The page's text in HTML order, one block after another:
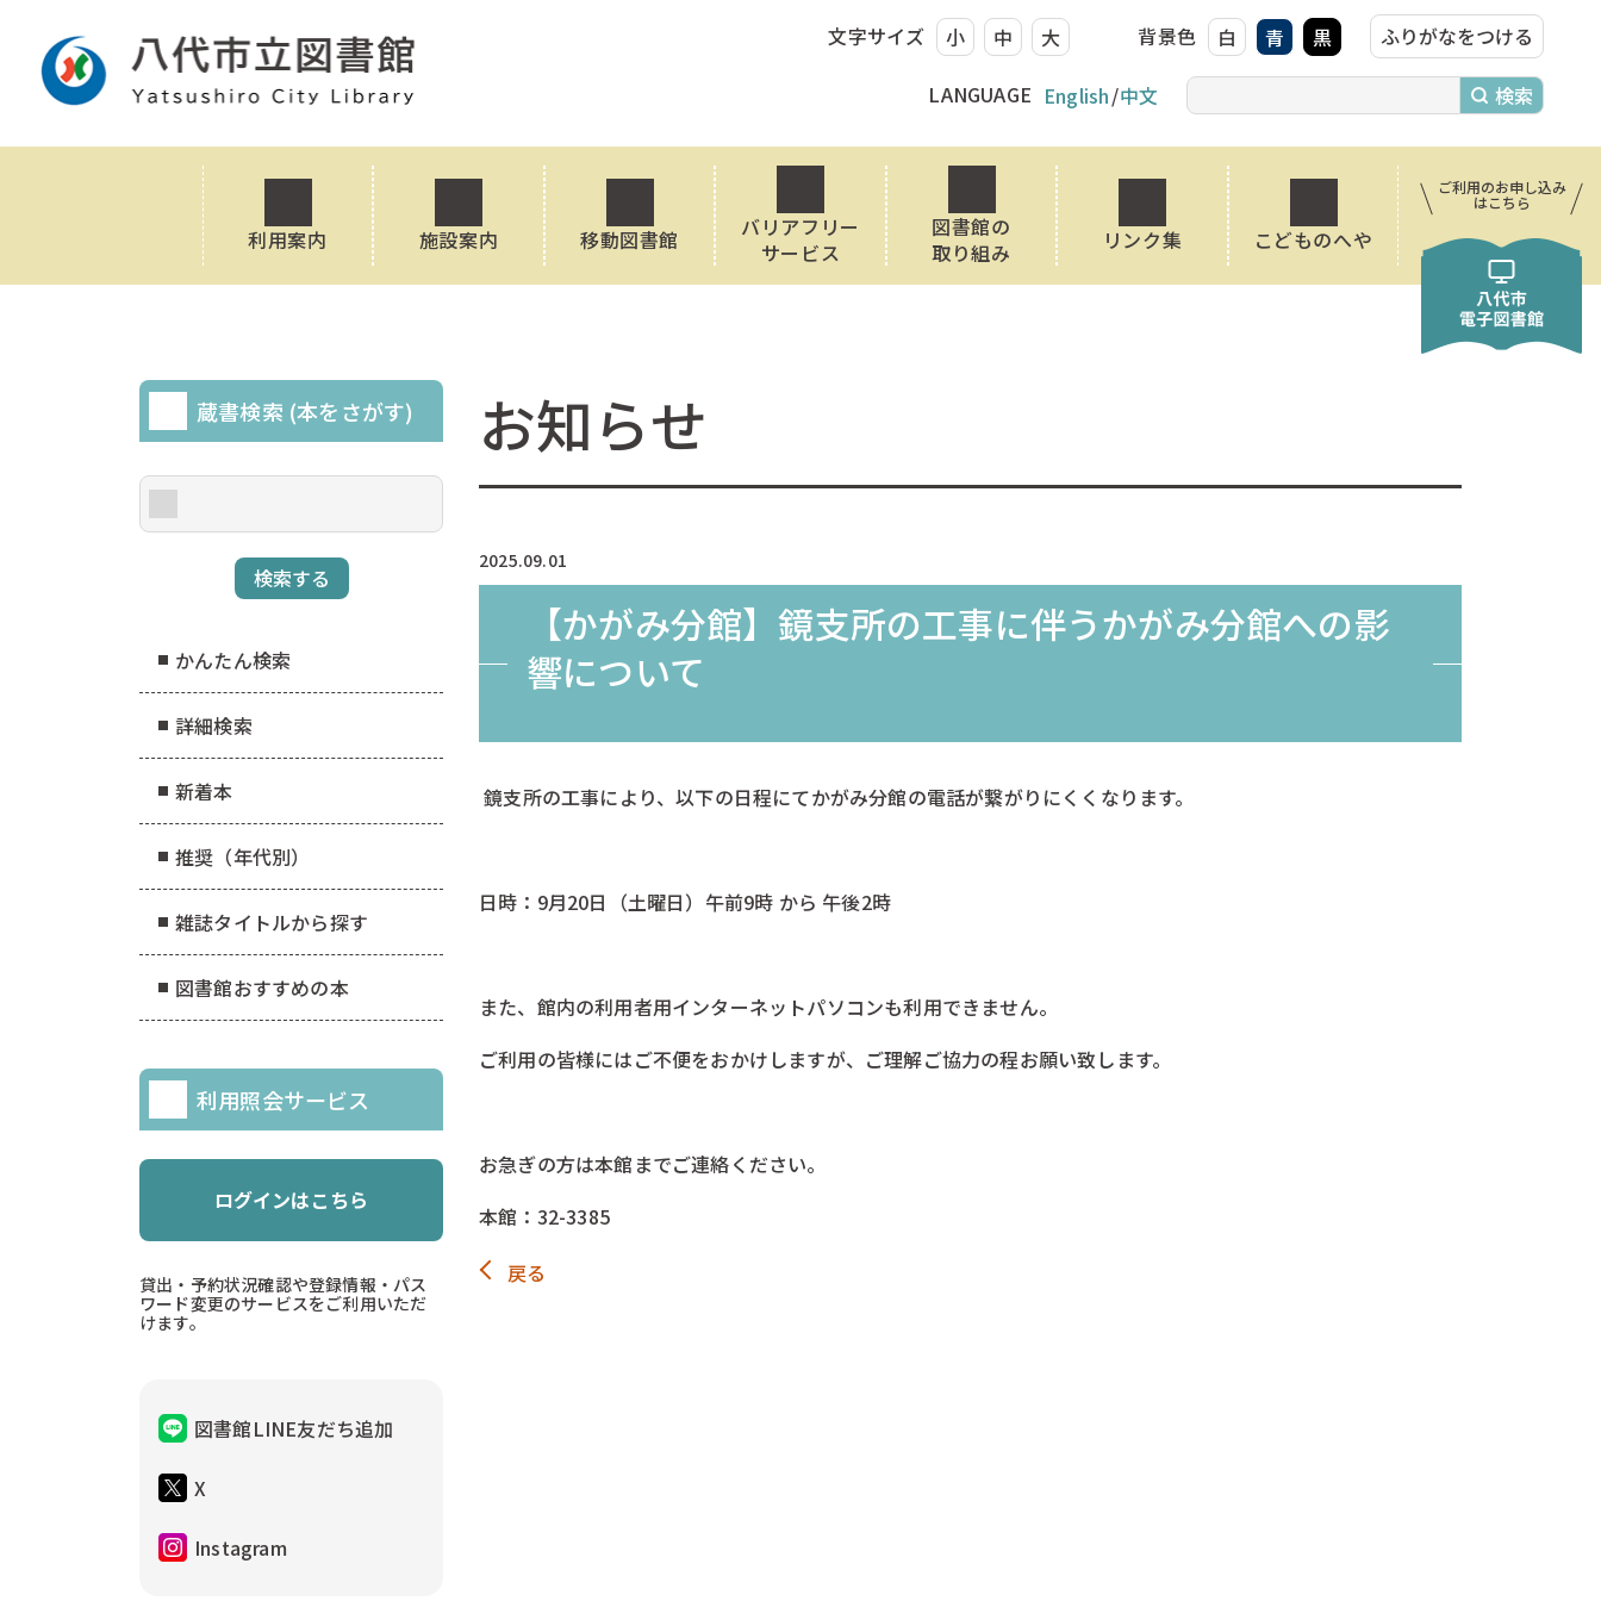
文字サイズ 小 中 大 背景色 白 青 黒 ふりがなをつける
LANGUAGE English 中文
ご利用のお申し込み
はこちら
利用案内 施設案内 移動図書館
バリアフリー
サービス
図書館の
取り組み
リンク集 こどものへや
お知らせ
2025.09.01
【かがみ分館】鏡支所の工事に伴うかがみ分館への影
響について
鏡支所の工事により、以下の日程にてかがみ分館の電話が繋がりにくくなります。
日時：9月20日（土曜日）午前9時 から 午後2時
また、館内の利用者用インターネットパソコンも利用できません。
ご利用の皆様にはご不便をおかけしますが、ご理解ご協力の程お願い致します。
お急ぎの方は本館までご連絡ください。
本館：32-3385
戻る
蔵書検索 (本をさがす)
かんたん検索
詳細検索
新着本
推奨（年代別）
雑誌タイトルから探す
図書館おすすめの本
利用照会サービス
ログインはこちら
貸出・予約状況確認や登録情報・パス
ワード変更のサービスをご利用いただ
けます。
図書館LINE友だち追加
X
Instagram